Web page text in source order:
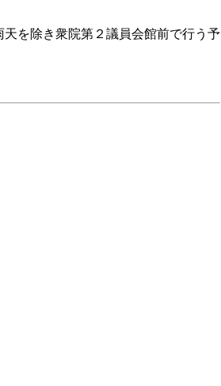
を除き衆院第２議員会館前で行う予